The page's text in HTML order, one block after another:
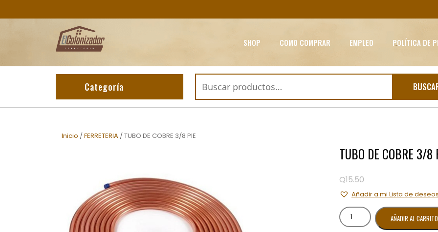
SHOP COMO COMPRAR EMPLEO POLÍTICA DE
Categoría
por:
Inicio /FERRETERIA / TUBO DE COBRE 3/8 PIE
TUBO DE COBRE 3/8
Q15.50
Añadir a mi Lista de
TUBO
DE
AÑADIR AL CARRITO